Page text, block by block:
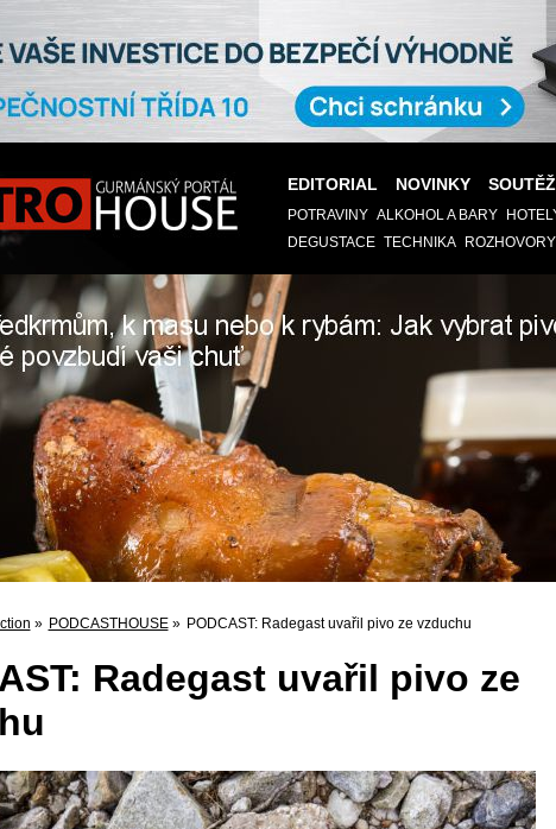
EDITORIAL NOVINKY
POTRAVINY ALKOHOL A BARY
DEGUSTACE TECHNIKA ROZHOVORY
» PODCASTHOUSE» PODCAST: Radegast uvařil pivo ze vzduchu
Radegast uvařil pivo ze